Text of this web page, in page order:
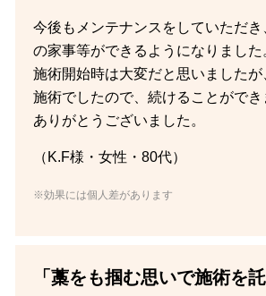
今後もメンテナンスをしていただき
の家事等ができるようになりました
施術開始時は大変だと思いました
施術でしたので、続けることができ
ありがとうございました。
（K.F様・女性・80代）
※効果には個人差があります
「藁をも掴む思いで施術を